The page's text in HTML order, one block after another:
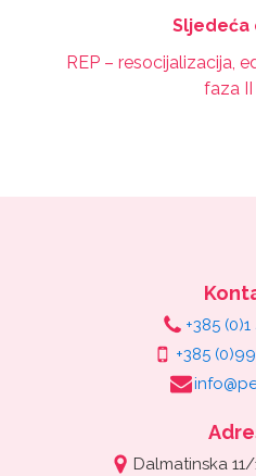
Sljedeća
REP – resocijalizacija,
faza II
+385
+385
Dalmatinska